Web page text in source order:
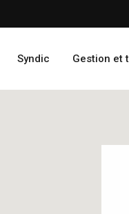
Syndic Gestion et